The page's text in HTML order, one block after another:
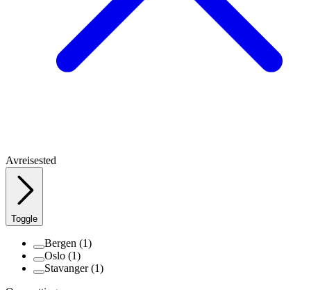
Avreisested
Toggle
Bergen (1)
Oslo (1)
Stavanger(1)